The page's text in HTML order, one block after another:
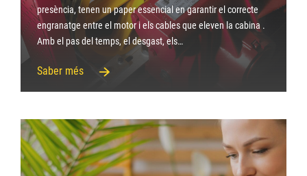
presència, tenen un paper essencial en garantir el correcte
engranatge entre el motor i els cables que eleven la cabina .
Amb el pas del temps, el desgast, els…
Saber més